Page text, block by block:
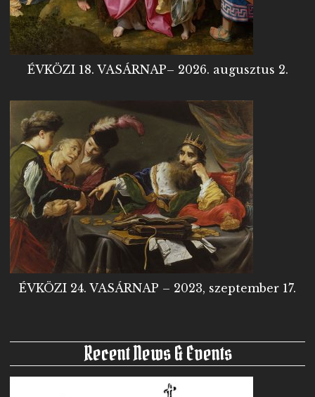
ÉVKÖZI 18. VASÁRNAP– 2026. augusztus 2.
ÉVKÖZI 24. VASÁRNAP – 2023, szeptember 17.
Recent News & Events